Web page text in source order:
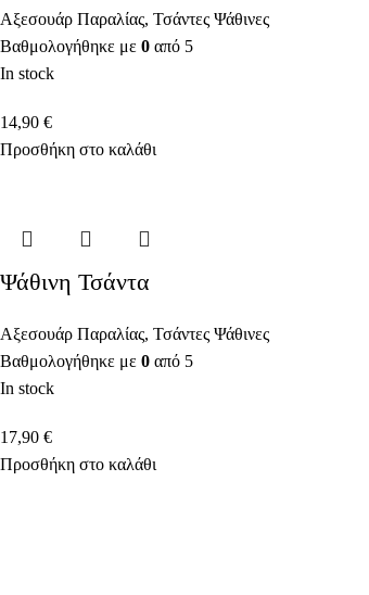
Αξεσουάρ Παραλίας, Τσάντες Ψάθινες
Βαθμολογήθηκε με 0 από 5
In stock
14,90 €
Προσθήκη στο καλάθι
Ψάθινη Τσάντα
Αξεσουάρ Παραλίας, Τσάντες Ψάθινες
Βαθμολογήθηκε με 0 από 5
In stock
17,90 €
Προσθήκη στο καλάθι